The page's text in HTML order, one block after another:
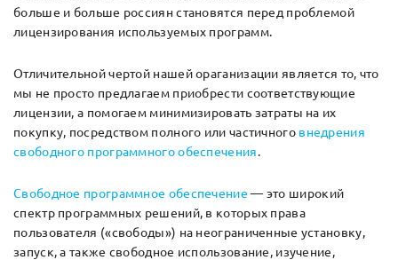
больше и больше россиян становятся перед проблемой
лицензирования используемых программ.
Отличительной чертой нашей ораганизации является то, что
мы не просто предлагаем приобрести соответствующие
лицензии, а помогаем минимизировать затраты на их
покупку, посредством полного или частичного внедрения
свободного программного обеспечения.
Свободное программное обеспечение — это широкий
спектр программных решений, в которых права
пользователя («свободы») на неограниченные установку,
запуск, а также свободное использование, изучение,